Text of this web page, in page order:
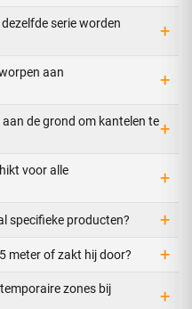
serie worden
+
aan
+
de grond om kantelen te+
voor alle
+
specifieke producten? +
meter of zakt hij door? +
zones bij
+